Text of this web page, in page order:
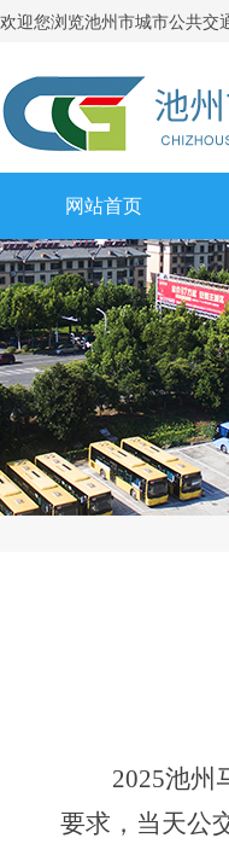
欢迎您浏览池州市城市公共交
网站首页
2025池州
要求，当天公